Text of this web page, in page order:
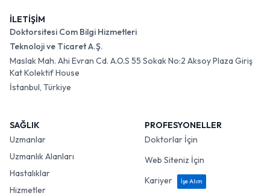
İLETİŞİM
Doktorsitesi Com Bilgi Hizmetleri
Teknoloji ve Ticaret A.Ş.
Maslak Mah. Ahi Evran Cd. A.O.S 55 Sokak No:2 Aksoy Plaza Giriş
Kat Kolektif House
İstanbul, Türkiye
SAĞLIK
Uzmanlar
Uzmanlık Alanları
Hastalıklar
Hizmetler
PROFESYONELLER
Doktorlar İçin
Web Siteniz İçin
Kariyer
İşe Alım